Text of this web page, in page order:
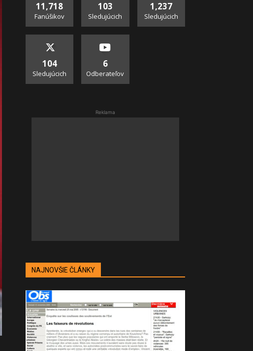
11,718
Fanúšikov
103
Sledujúcich
1,237
Sledujúcich
104
Sledujúcich
6
Odberateľov
Reklama
NAJNOVŠIE ČLÁNKY